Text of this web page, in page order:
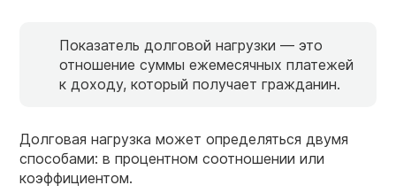
Показатель долговой нагрузки — это
отношение суммы ежемесячных платежей
к доходу, который получает гражданин.
Долговая нагрузка может определяться двумя
способами: в процентном соотношении или
коэффициентом.